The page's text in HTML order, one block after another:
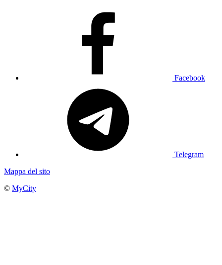
Facebook
Telegram
Mappa del sito
© MyCity